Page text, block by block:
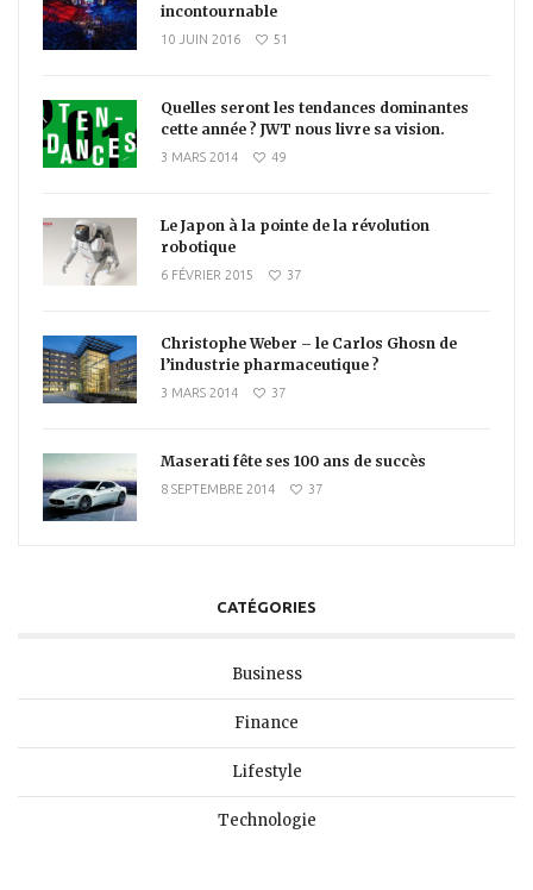
incontournable
10 JUIN 2016 51
Quelles seront les tendances dominantes
cette année ? JWT nous livre sa vision.
3 MARS 2014 49
Le Japon à la pointe de la révolution
robotique
6 FÉVRIER 2015 37
Christophe Weber – le Carlos Ghosn de
l’industrie pharmaceutique ?
3 MARS 2014 37
Maserati fête ses 100 ans de succès
8 SEPTEMBRE 2014 37
CATÉGORIES
Business
Finance
Lifestyle
Technologie